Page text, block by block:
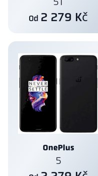
Od 2 279 Kč
OnePlus
5